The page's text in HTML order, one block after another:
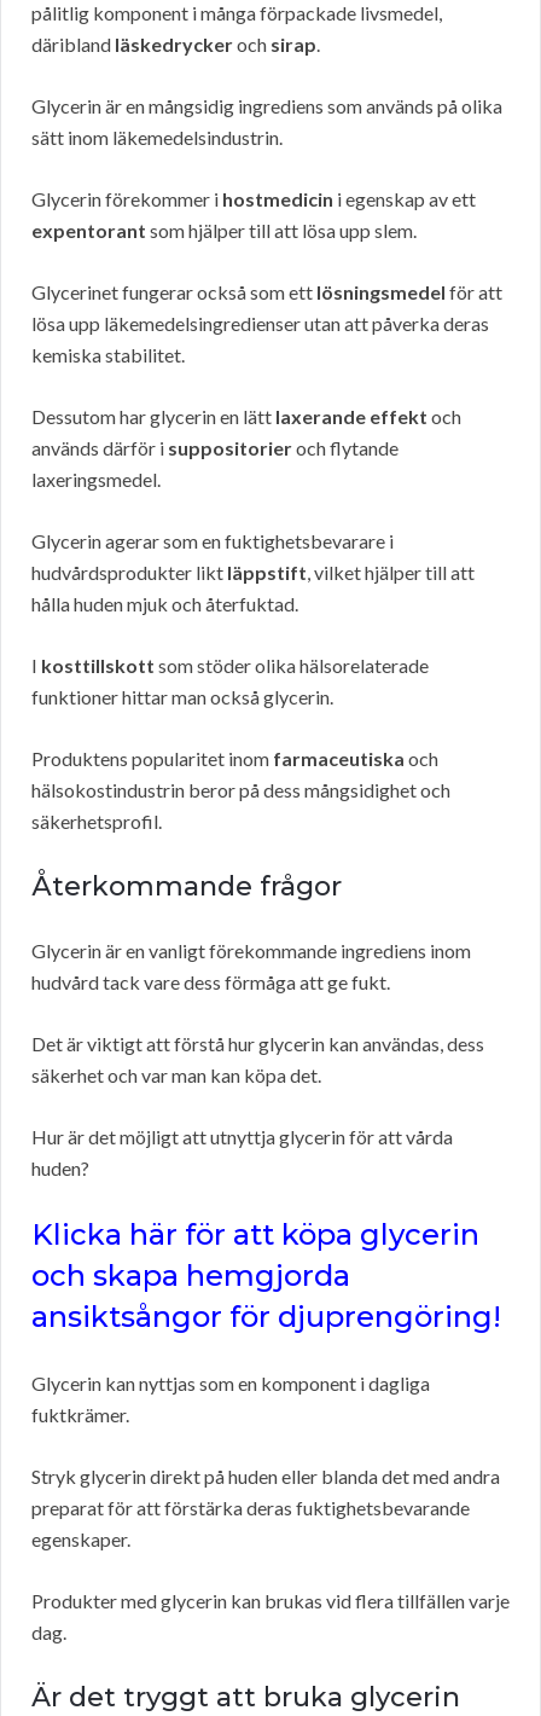
pålitlig komponent i många förpackade livsmedel,
däribland läskedryckeroch sirap.
Glycerin är en mångsidig ingrediens som används på olika
sätt inom läkemedelsindustrin.
Glycerin förekommer i hostmedicin i egenskap av ett
expentorant som hjälper till att lösa upp slem.
Glycerinet fungerar också som ett lösningsmedel för att
lösa upp läkemedelsingredienser utan att påverka deras
kemiska stabilitet.
Dessutom har glycerin en lätt laxerande effekt och
används därför i suppositorieroch flytande
laxeringsmedel.
Glycerin agerar som en fuktighetsbevarare i
hudvårdsprodukter likt läppstift, vilket hjälper till att
hålla huden mjuk och återfuktad.
I kosttillskott som stöder olika hälsorelaterade
funktioner hittar man också glycerin.
Produktens popularitet inom farmaceutiska och
hälsokostindustrin beror på dess mångsidighet och
säkerhetsprofil.
Återkommande frågor
Glycerin är en vanligt förekommande ingrediens inom
hudvård tack vare dess förmåga att ge fukt.
Det är viktigt att förstå hur glycerin kan användas, dess
säkerhet och var man kan köpa det.
Hur är det möjligt att utnyttja glycerin för att vårda
huden?
Klicka här för att köpa glycerin
och skapa hemgjorda
ansiktsångor för djuprengöring!
Glycerin kan nyttjas som en komponent i dagliga
fuktkrämer.
Stryk glycerin direkt på huden eller blanda det med andra
preparat för att förstärka deras fuktighetsbevarande
egenskaper.
Produkter med glycerin kan brukas vid flera tillfällen varje
dag.
Är det tryggt att bruka glycerin